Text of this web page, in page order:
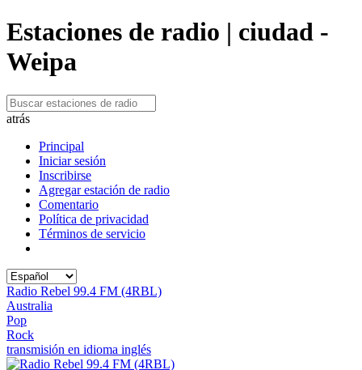
Estaciones de radio | ciudad -
Weipa
atrás
Principal
Iniciar sesión
Inscribirse
Agregar estación de radio
Comentario
Política de privacidad
Términos de servicio
Radio Rebel 99.4 FM (4RBL)
Australia
Pop
Rock
transmisión en idioma inglés